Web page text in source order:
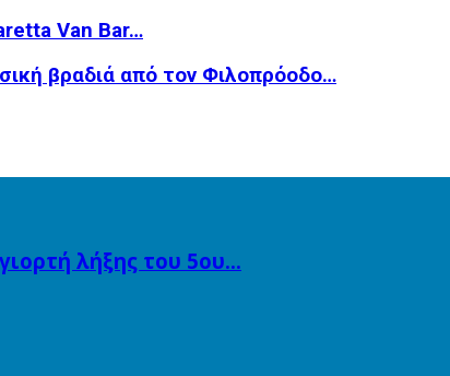
Van Bar…
βραδιά από τον Φιλοπρόοδο…
λήξης του 5ου…